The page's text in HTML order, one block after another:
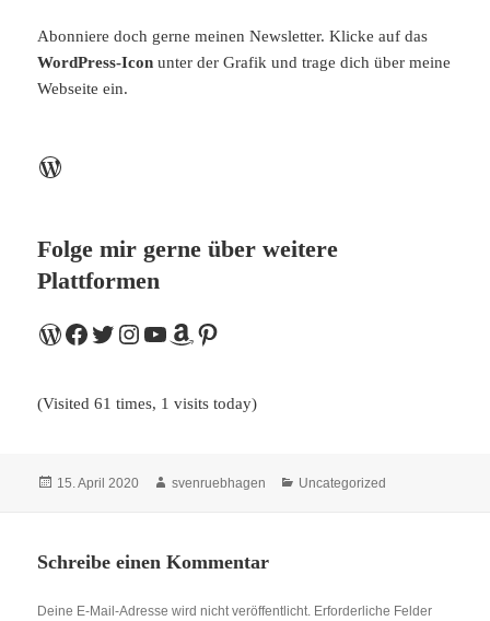
Abonniere doch gerne meinen Newsletter. Klicke auf das
WordPress-Icon unter der Grafik und trage dich über meine
Webseite ein.
WordPress
Folge mir gerne über weitere
Plattformen
WordPress
Facebook
Twitter
Instagram
YouTube
Amazon
Pinterest
(Visited 61 times, 1 visits today)
Veröffentlicht
15. April 2020 Autor
svenruebhagen Kategorien
Uncategorized
Schreibe einen Kommentar
Deine E-Mail-Adresse wird nicht veröffentlicht. Erforderliche Felder